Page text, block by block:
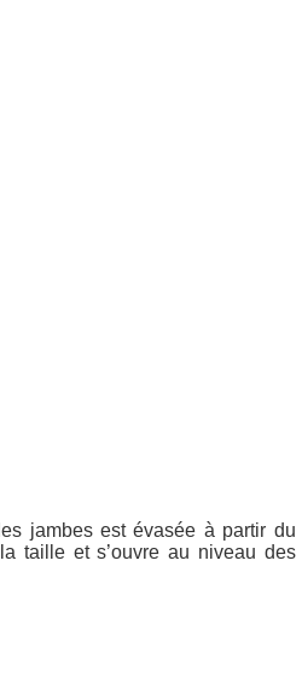
jambes est évasée à partir du
taille et s’ouvre au niveau des